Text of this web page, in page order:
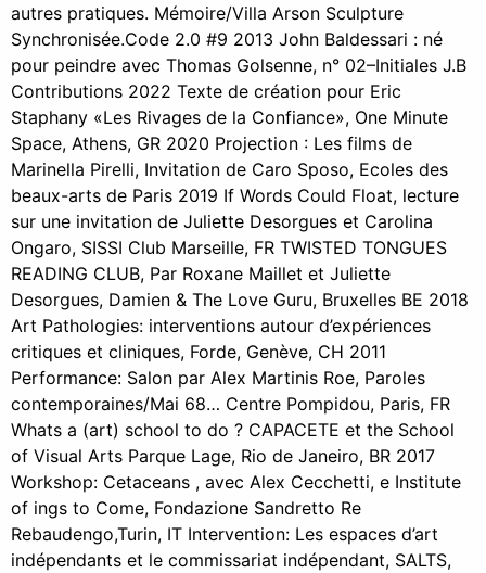
autres pratiques. Mémoire/Villa Arson Sculpture
Synchronisée.Code 2.0 #9 2013 John Baldessari : né
pour peindre avec Thomas Golsenne, n° 02–Initiales J.B
Contributions 2022 Texte de création pour Eric
Staphany «Les Rivages de la Confiance», One Minute
Space, Athens, GR 2020 Projection : Les films de
Marinella Pirelli, Invitation de Caro Sposo, Ecoles des
beaux-arts de Paris 2019 If Words Could Float, lecture
sur une invitation de Juliette Desorgues et Carolina
Ongaro, SISSI Club Marseille, FR TWISTED TONGUES
READING CLUB, Par Roxane Maillet et Juliette
Desorgues, Damien & The Love Guru, Bruxelles BE 2018
Art Pathologies: interventions autour d’expériences
critiques et cliniques, Forde, Genève, CH 2011
Performance: Salon par Alex Martinis Roe, Paroles
contemporaines/Mai 68… Centre Pompidou, Paris, FR
Whats a (art) school to do ? CAPACETE et the School
of Visual Arts Parque Lage, Rio de Janeiro, BR 2017
Workshop: Cetaceans , avec Alex Cecchetti, e Institute
of ings to Come, Fondazione Sandretto Re
Rebaudengo,Turin, IT Intervention: Les espaces d’art
indépendants et le commissariat indépendant, SALTS,